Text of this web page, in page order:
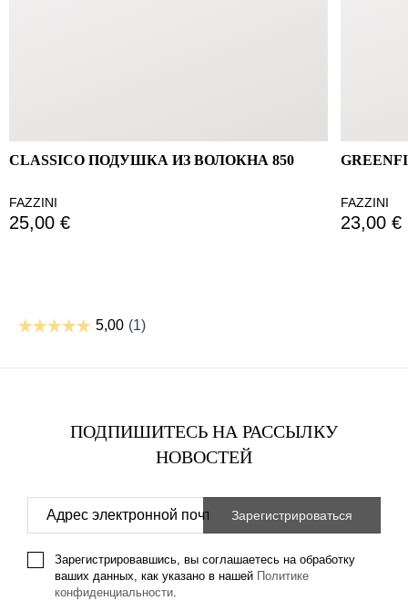
CLASSICO ПОДУШКА ИЗ ВОЛОКНА 850
FAZZINI
25,00 €
FAZZINI
23,00 €
ПОДПИШИТЕСЬ НА РАССЫЛКУ
НОВОСТЕЙ
Зарегистрировавшись, вы соглашаетесь на обработку
ваших данных, как указано в нашей Политике
конфиденциальности.